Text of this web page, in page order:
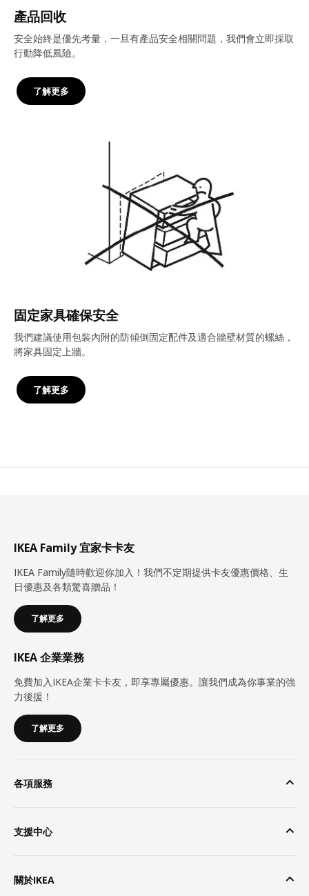
產品回收
安全始終是優先考量，一旦有產品安全相關問題，我們會立即採取
行動降低風險。
了解更多
固定家具確保安全
我們建議使用包裝內附的防傾倒固定配件及適合牆壁材質的螺絲，
將家具固定上牆。
了解更多
IKEA Family 宜家卡卡友
IKEA Family隨時歡迎你加入！我們不定期提供卡友優惠價格、生
日優惠及各類驚喜贈品！
了解更多
IKEA 企業業務
免費加入IKEA企業卡卡友，即享專屬優惠。讓我們成為你事業的強
力後援！
了解更多
各項服務
支援中心
關於IKEA